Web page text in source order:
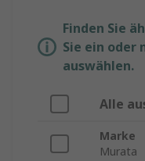
Finden Sie
Sie ein oder
auswählen.
Alle
Marke
Murata